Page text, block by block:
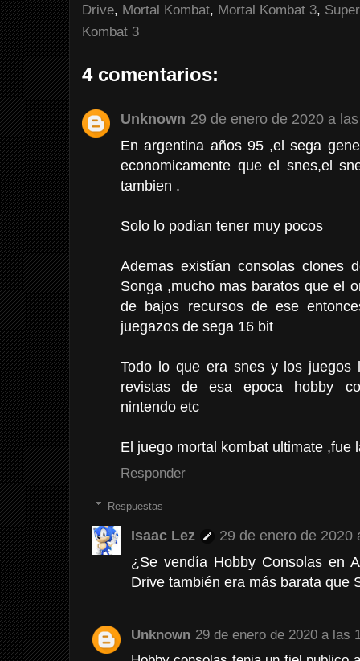
Drive, Mortal Kombat, Mortal Kombat 3,
Kombat 3
4 comentarios:
Unknown 29 de enero de 2020 a
En argentina años 95 ,el sega
economicamente que el snes,el
tambien .
Solo lo podian tener muy pocos
Ademas existían consolas clones
Songa ,mucho mas baratos que el
de bajos recursos de ese
juegazos de sega 16 bit
Todo lo que era snes y los juegos
revistas de esa epoca hobby
nintendo etc
El juego mortal kombat ultimate ,fue
Responder
Respuestas
Isaac Lez
29 de enero de 2020
¿Se vendía Hobby Consolas en
Drive también era más barata que
Unknown 29 de enero de 2020 a las